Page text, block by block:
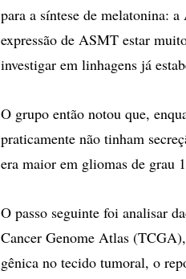
para a síntese de melatonina:
expressão de ASMT estar
investigar em linhagens já
O grupo então notou que,
praticamente não tinham
era maior em gliomas de grau
O passo seguinte foi analisar
Cancer Genome Atlas
gênica no tecido tumoral, o